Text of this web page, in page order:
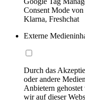
Consent Mode
Klarna, Freshchat
Externe
Durch das
oder andere
Anbietern
wir auf dieser